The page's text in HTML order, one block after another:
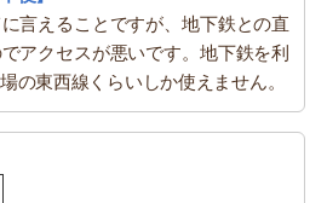
言えることですが、地下鉄との直
アクセスが悪いです。地下鉄を利
の東西線くらいしか使えません。